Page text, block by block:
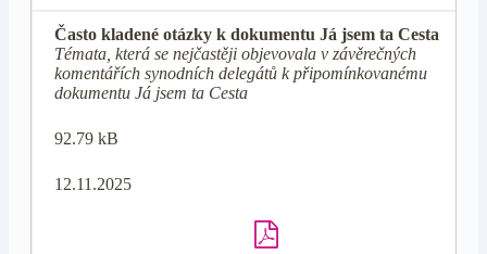
Často kladené otázky k dokumentu Já jsem ta Cesta
Témata, která se nejčastěji objevovala v závěrečných
komentářích synodních delegátů k připomínkovanému
dokumentu Já jsem ta Cesta
92.79 kB
12.11.2025